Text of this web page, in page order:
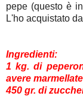
pepe (questo è
L'ho acquistato
Ingredienti:
1 kg. di
avere
450 gr. di